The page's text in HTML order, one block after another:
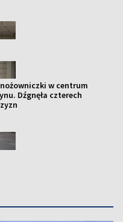
w centrum
Dźgnęła czterech